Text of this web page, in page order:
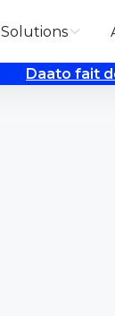
Solutions
Daato fait